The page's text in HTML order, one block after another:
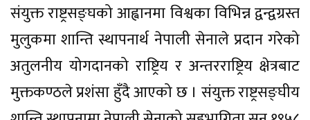
संयुक्त राष्ट्रसङ्घको आह्वानमा विश्वका विभिन्न द्वन्द्वग्रस्त
मुलुकमा शान्ति स्थापनार्थ नेपाली सेनाले प्रदान गरेको
अतुलनीय योगदानको राष्ट्रिय र अन्तरराष्ट्रिय क्षेत्रबाट
मुक्तकण्ठले प्रशंसा हुँदै आएको छ । संयुक्त राष्ट्रसङ्घीय